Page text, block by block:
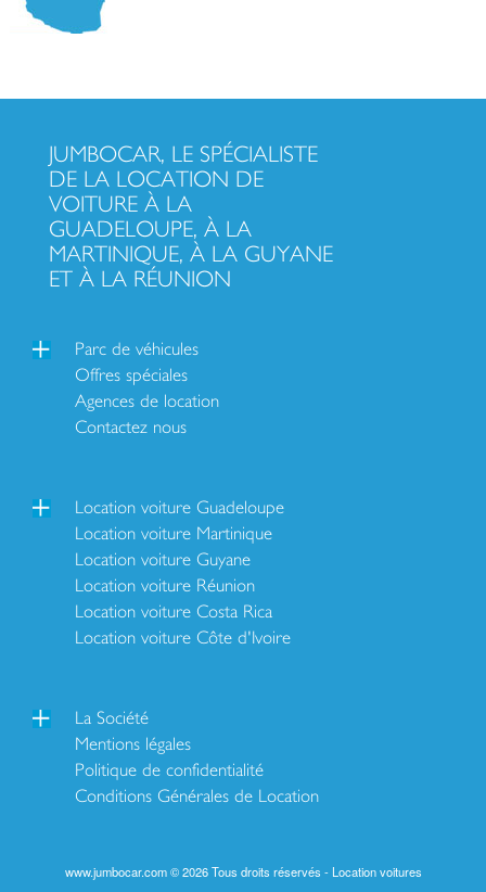
JUMBOCAR, LE SPÉCIALISTE
DE LA LOCATION DE
VOITURE À LA
GUADELOUPE, À LA
MARTINIQUE, À LA GUYANE
ET À LA RÉUNION
Parc de véhicules
Offres spéciales
Agences de location
Contactez nous
Location voiture Guadeloupe
Location voiture Martinique
Location voiture Guyane
Location voiture Réunion
Location voiture Costa Rica
Location voiture Côte d'Ivoire
La Société
Mentions légales
Politique de confidentialité
Conditions Générales de Location
www.jumbocar.com © 2026 Tous droits réservés - Location voitures